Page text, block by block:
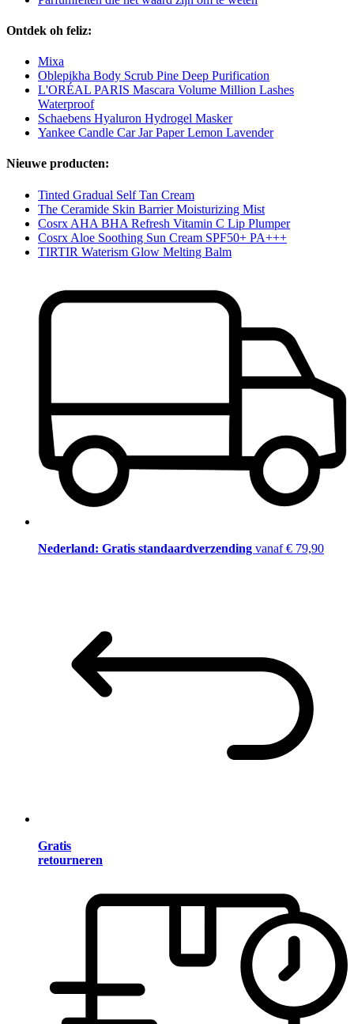
Ontdek oh feliz:
Mixa
Oblepikha Body Scrub Pine Deep Purification
L'ORÉAL PARIS Mascara Volume Million Lashes
Waterproof
Schaebens Hyaluron Hydrogel Masker
Yankee Candle Car Jar Paper Lemon Lavender
Nieuwe producten:
Tinted Gradual Self Tan Cream
The Ceramide Skin Barrier Moisturizing Mist
Cosrx AHA BHA Refresh Vitamin C Lip Plumper
Cosrx Aloe Soothing Sun Cream SPF50+ PA+++
TIRTIR Waterism Glow Melting Balm
Nederland: Gratis standaardverzending vanaf € 79,90
Gratis
retourneren